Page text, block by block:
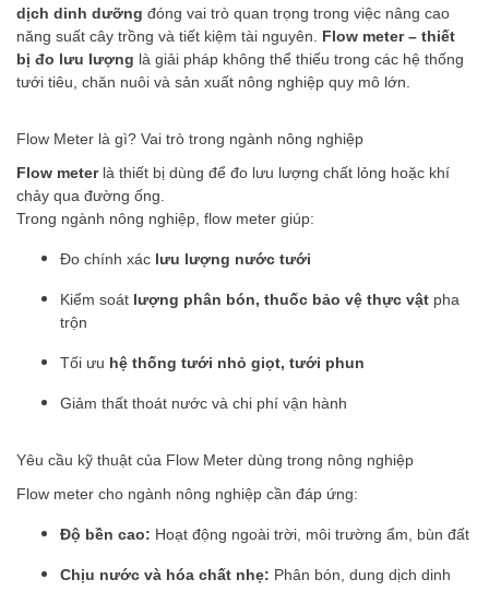
dịch dinh dưỡng đóng vai trò quan trọng trong việc nâng cao
năng suất cây trồng và tiết kiệm tài nguyên. Flow meter – thiết
bị đo lưu lượng là giải pháp không thể thiếu trong các hệ thống
tưới tiêu, chăn nuôi và sản xuất nông nghiệp quy mô lớn.
Flow Meter là gì? Vai trò trong ngành nông nghiệp
Flow meterlà thiết bị dùng để đo lưu lượng chất lỏng hoặc khí
chảy qua đường ống.
Trong ngành nông nghiệp, flow meter giúp:
Đo chính xác lưu lượng nước tưới
Kiểm soát lượng phân bón, thuốc bảo vệ thực vật pha
trộn
Tối ưu hệ thống tưới nhỏ giọt, tưới phun
Giảm thất thoát nước và chi phí vận hành
Yêu cầu kỹ thuật của Flow Meter dùng trong nông nghiệp
Flow meter cho ngành nông nghiệp cần đáp ứng:
Độ bền cao: Hoạt động ngoài trời, môi trường ẩm, bùn đất
Chịu nước và hóa chất nhẹ: Phân bón, dung dịch dinh